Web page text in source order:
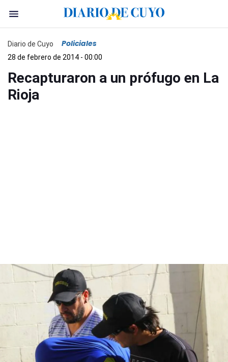
Diario de Cuyo Policiales
28 de febrero de 2014 - 00:00
Recapturaron a un prófugo en La
Rioja